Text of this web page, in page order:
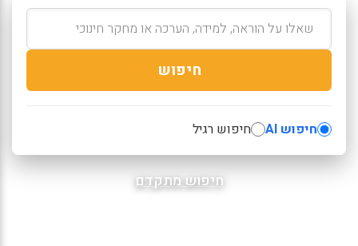
חיפוש
חיפוש AI חיפוש רגיל
חיפוש מתקדם